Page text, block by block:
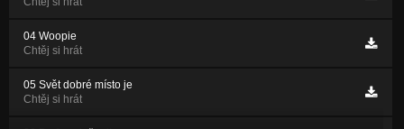
04 Woopie
Chtěj si hrát
05 Svět dobré místo je
Chtěj si hrát